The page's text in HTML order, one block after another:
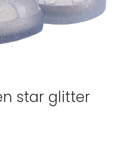
star glitter